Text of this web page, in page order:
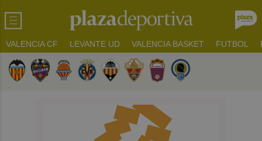
VALENCIA CF LEVANTE UD VALENCIA BASKET FUTBOL